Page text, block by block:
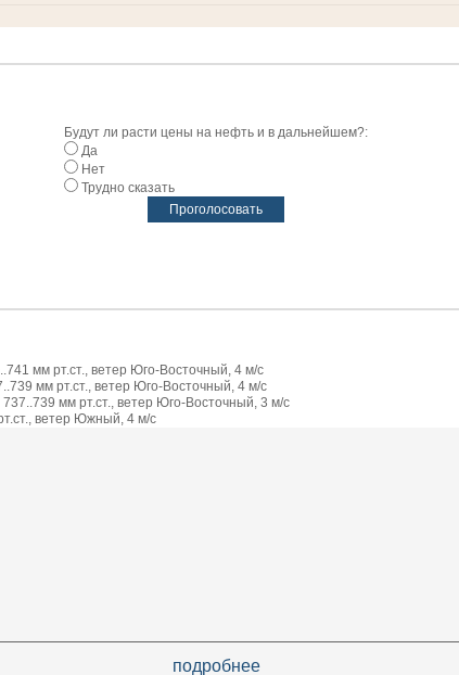
Будут ли расти цены на нефть и в дальнейшем?:
Да
Нет
Трудно сказать
мм рт.ст., ветер Юго-Восточный, 4 м/с
мм рт.ст., ветер Юго-Восточный, 4 м/с
мм рт.ст., ветер Юго-Восточный, 3 м/с
ветер Южный, 4 м/с
подробнее